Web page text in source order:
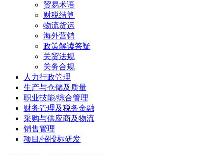
贸易术语
财税结算
物流货运
海外营销
政策解读答疑
关贸法规
关务合规
人力行政管理
生产与仓储及质量
职业技能/综合管理
财务管理及税务金融
采购与供应商及物流
销售管理
项目/招投标研发